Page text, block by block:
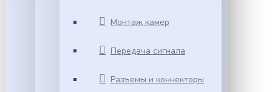
Монтаж камер
Передача сигнала
Разъемы и коннекторы